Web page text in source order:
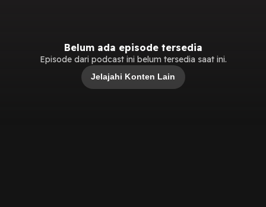
Belum ada episode tersedia
Episode dari podcast ini belum tersedia saat ini.
Jelajahi Konten Lain